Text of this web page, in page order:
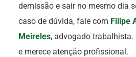
demissão e sair no mesmo dia
caso de dúvida, fale com Filipe
Meireles, advogado
e merece atenção profissional.